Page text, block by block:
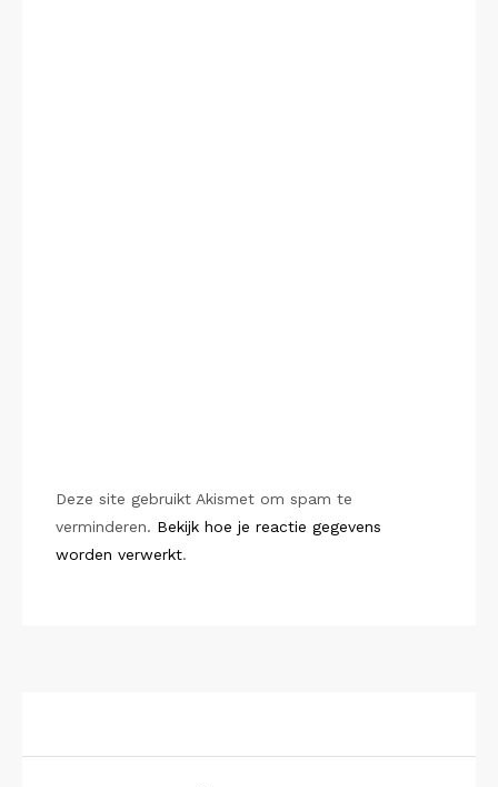
Deze site gebruikt Akismet om spam te
verminderen. Bekijk hoe je reactie gegevens
worden verwerkt.